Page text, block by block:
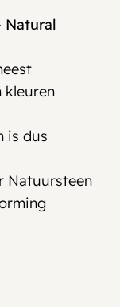
Natural
kleuren
is dus
Natuursteen